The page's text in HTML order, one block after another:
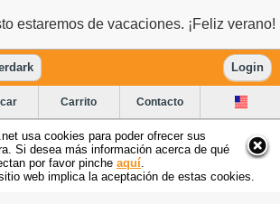
estaremos de vacaciones. ¡Feliz verano!
Login
Carrito Contacto
usa cookies para poder ofrecer sus
Si desea más información acerca de qué
por favor pinche aquí
web implica la aceptación de estas cookies.